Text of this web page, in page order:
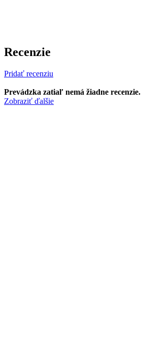
Recenzie
Pridať recenziu
Prevádzka zatiaľ nemá žiadne recenzie.
Zobraziť ďalšie